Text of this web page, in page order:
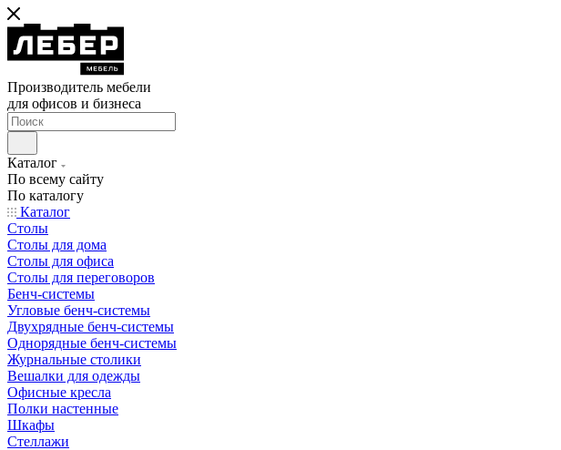
Производитель мебели
для офисов и бизнеса
Каталог
По всему сайту
По каталогу
Каталог
Столы
Столы для дома
Столы для офиса
Столы для переговоров
Бенч-системы
Угловые бенч-системы
Двухрядные бенч-системы
Однорядные бенч-системы
Журнальные столики
Вешалки для одежды
Офисные кресла
Полки настенные
Шкафы
Стеллажи